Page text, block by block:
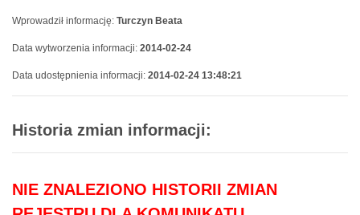
Wprowadził informację: Turczyn Beata
Data wytworzenia informacji: 2014-02-24
Data udostępnienia informacji: 2014-02-24 13:48:21
Historia zmian informacji:
NIE ZNALEZIONO HISTORII ZMIAN